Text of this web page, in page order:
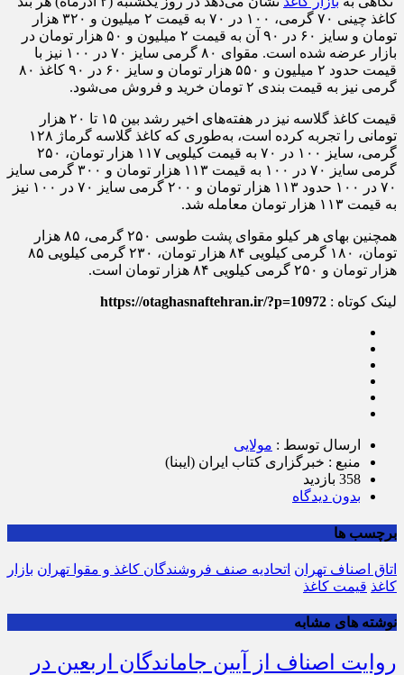
کاغذ چینی ۷۰ گرمی، ۱۰۰ در ۷۰ به قیمت ۲ میلیون و ۳۲۰ هزار
تومان و سایز ۶۰ در ۹۰ آن به قیمت ۲ میلیون و ۵۰ هزار تومان در
بازار عرضه شده است. مقوای ۸۰ گرمی سایز ۷۰ در ۱۰۰ نیز با
قیمت حدود ۲ میلیون و ۵۵۰ هزار تومان و سایز ۶۰ در ۹۰ کاغذ ۸۰
گرمی نیز به قیمت بندی ۲ تومان خرید و فروش می‌شود.
قیمت کاغذ گلاسه نیز در هفته‌های اخیر رشد بین ۱۵ تا ۲۰ هزار
تومانی را تجربه کرده است، به‌طوری که کاغذ گلاسه گرماژ ۱۲۸
گرمی، سایز ۱۰۰ در ۷۰ به قیمت کیلویی ۱۱۷ هزار تومان، ۲۵۰
گرمی سایز ۷۰ در ۱۰۰ به قیمت ۱۱۳ هزار تومان و ۳۰۰ گرمی سایز
۷۰ در ۱۰۰ حدود ۱۱۳ هزار تومان و ۲۰۰ گرمی سایز ۷۰ در ۱۰۰ نیز
به قیمت ۱۱۳ هزار تومان معامله شد.
همچنین بهای هر کیلو مقوای پشت طوسی ۲۵۰ گرمی، ۸۵ هزار
تومان، ۱۸۰ گرمی کیلویی ۸۴ هزار تومان، ۲۳۰ گرمی کیلویی ۸۵
هزار تومان و ۲۵۰ گرمی کیلویی ۸۴ هزار تومان است.
لینک کوتاه : https://otaghasnaftehran.ir/?p=10972
ارسال توسط : مولایی
منبع : خبرگزاری کتاب ایران (ایبنا)
358 بازدید
بدون دیدگاه
برچسب ها
اتاق اصناف تهران اتحادیه صنف فروشندگان کاغذ و مقوا تهران بازار
کاغذ‌ قیمت کاغذ
نوشته های مشابه
روایت اصناف از آیین جاماندگان اربعین در